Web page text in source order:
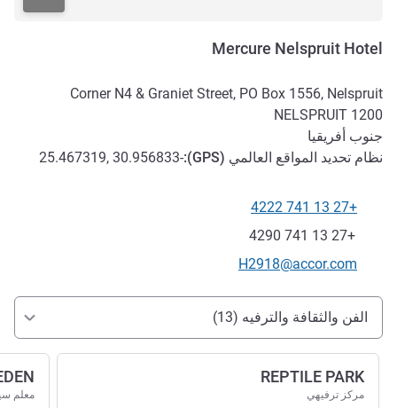
Mercure Nelspruit Hotel
Corner N4 & Graniet Street, PO Box 1556, Nelspruit
1200
NELSPRUIT
جنوب أفريقيا
نظام تحديد المواقع العالمي (GPS
):
-25.467319, 30.956833
الهاتف
+27 13 741 4222
فاكس
+27 13 741 4290
تواصل معنا عبر البريد الإلكتروني
H2918@accor.com
الوصول والتنقل
الفن والثقافة والترفيه (13)
REPTILE PARK
مركز ترفيهي معلم